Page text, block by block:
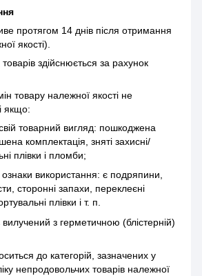
протягом 14 днів після отримання
якості).
здійснюється за рахунок
товару належної якості не
якщо:
товарний вигляд: пошкоджена
комплектація, зняті захисні/
плівки і пломби;
використання: є подряпини,
сторонні запахи, переклеєні
плівки і т. п.
з герметичною (блістерній)
до категорій, зазначених у
непродовольчих товарів належної